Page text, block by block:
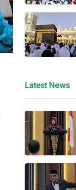
Latest News